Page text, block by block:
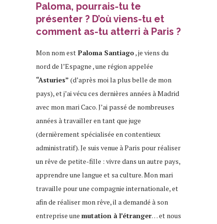
Paloma, pourrais-tu te
présenter ? D’où viens-tu et
comment as-tu atterri à Paris ?
Mon nom est Paloma Santiago, je viens du
nord de l’Espagne , une région appelée
“Asturies” (d’après moi la plus belle de mon
pays), et j’ai vécu ces dernières années à Madrid
avec mon mari Caco. J’ai passé de nombreuses
années à travailler en tant que juge
(dernièrement spécialisée en contentieux
administratif). Je suis venue à Paris pour réaliser
un rêve de petite-fille : vivre dans un autre pays,
apprendre une langue et sa culture. Mon mari
travaille pour une compagnie internationale, et
afin de réaliser mon rêve, il a demandé à son
entreprise une mutation à l’étranger… et nous